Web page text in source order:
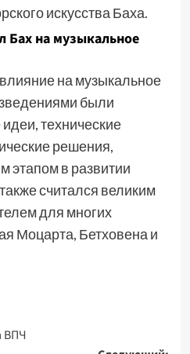
искусства Баха.
Бах на музыкальное
на музыкальное
были
технические
решения,
этапом в развитии
считался великим
для многих
Моцарта, Бетховена и
ВПЧ